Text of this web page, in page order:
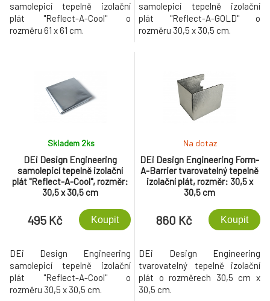
samolepicí tepelně izolační
plát "Reflect-A-Cool" o
rozměru 61 x 61 cm.
samolepicí tepelně izolační
plát "Reflect-A-GOLD" o
rozměru 30,5 x 30,5 cm.
DEi Design Engineering
samolepicí tepelně izolační
plát "Reflect-A-Cool", rozměr:
30,5 x 30,5 cm
Skladem 2ks
495 Kč Koupit
DEi Design Engineering
samolepicí tepelně izolační
plát "Reflect-A-Cool" o
rozměru 30,5 x 30,5 cm.
DEi Design Engineering Form-
A-Barrier tvarovatelný tepelně
izolační plát, rozměr: 30,5 x
30,5 cm
Na dotaz
860 Kč Koupit
DEi Design Engineering
tvarovatelný tepelně izolační
plát o rozměrech 30,5 cm x
30,5 cm.